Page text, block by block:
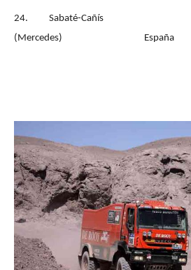
24.
Sabaté-Cañís
(Mercedes)
España